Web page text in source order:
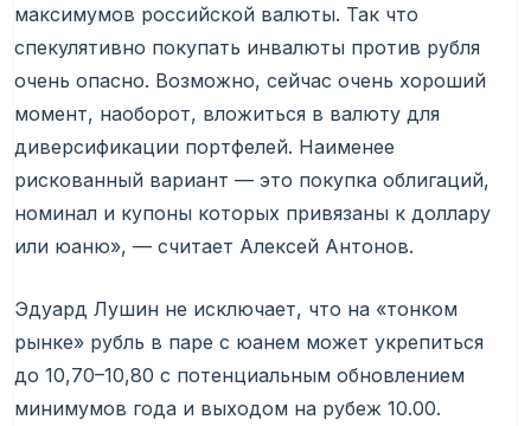
максимумов российской валюты. Так что
спекулятивно покупать инвалюты против рубля
очень опасно. Возможно, сейчас очень хороший
момент, наоборот, вложиться в валюту для
диверсификации портфелей. Наименее
рискованный вариант — это покупка облигаций,
номинал и купоны которых привязаны к доллару
или юаню», — считает Алексей Антонов.
Эдуард Лушин не исключает, что на «тонком
рынке» рубль в паре с юанем может укрепиться
до 10,70–10,80 с потенциальным обновлением
минимумов года и выходом на рубеж 10.00.